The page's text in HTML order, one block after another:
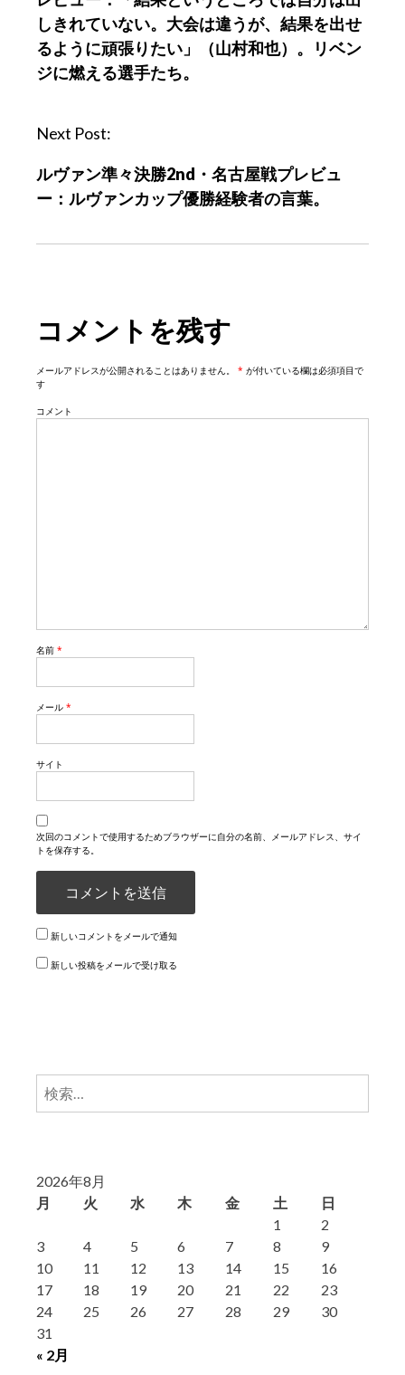
t
n
a
v
g
t
i
しきれていない。大会は違うが、結果を出せ
るように頑張りたい」（山村和也）。リベン
ジに燃える選手たち。
Next Post:
ルヴァン準々決勝2nd・名古屋戦プレビュ
ー：ルヴァンカップ優勝経験者の言葉。
コメントを残す
メールアドレスが公開されることはありません。 * が付いている欄は必須項目で
す
コメント
名前 *
メール *
サイト
次回のコメントで使用するためブラウザーに自分の名前、メールアドレス、サイ
トを保存する。
新しいコメントをメールで通知
新しい投稿をメールで受け取る
検
2026年8月
月
火 水 木 金 土 日
« 2月
1
2
3
4 5 6 7 8
9
10
11 12 13 14 15
16
17
18 19 20 21 22
23
24
25 26 27 28 29
30
31